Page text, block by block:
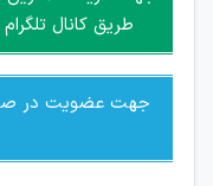
جمعی و چه فردی توسط
طریق کانال
جهت عضویت در صفحه